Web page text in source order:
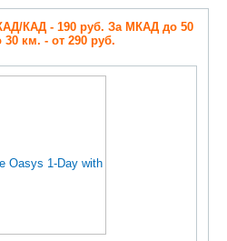
КАД - 190 руб. За МКАД до 50
км. - от 290 руб.